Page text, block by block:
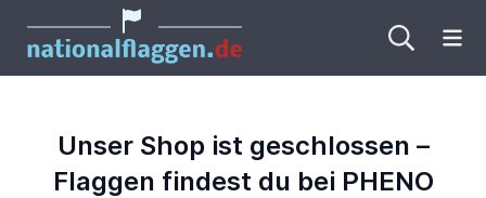
Unser Shop ist geschlossen –
Flaggen findest du bei PHENO